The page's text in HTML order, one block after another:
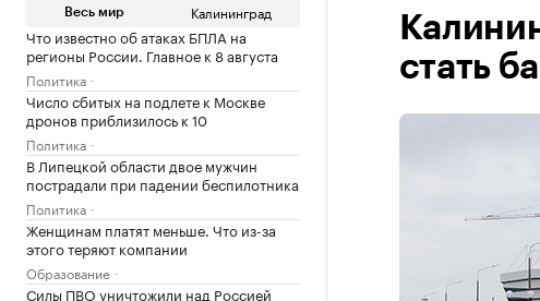
Весь мир Калининград
Что известно об атаках БПЛА на
регионы России. Главное к 8 августа
Политика
Число сбитых на подлете к Москве
дронов приблизилось к 10
Политика
В Липецкой области двое мужчин
пострадали при падении беспилотника
Политика
Женщинам платят меньше. Что из-за
этого теряют компании
Образование
Силы ПВО уничтожили над Россией
стать